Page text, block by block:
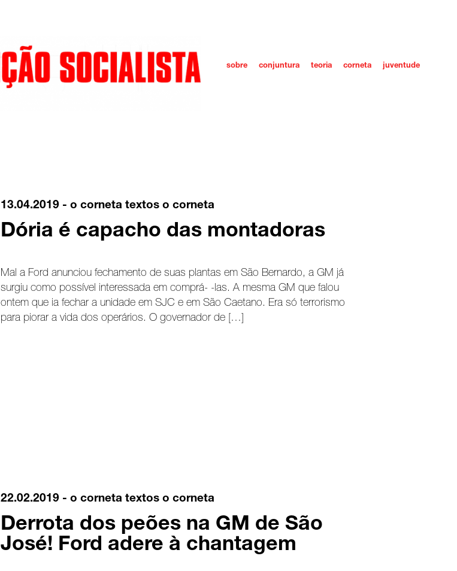
sobre conjuntura teoria corneta juventude
13.04.2019 - o corneta textos o corneta
Dória é capacho das montadoras
Mal a Ford anunciou fechamento de suas plantas em São Bernardo, a GM já
surgiu como possível interessada em comprá- -las. A mesma GM que falou
ontem que ia fechar a unidade em SJC e em São Caetano. Era só terrorismo
para piorar a vida dos operários. O governador de […]
22.02.2019 - o corneta textos o corneta
Derrota dos peões na GM de São
José! Ford adere à chantagem